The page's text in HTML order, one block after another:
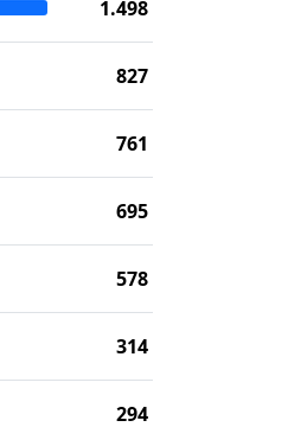
1.498
827
761
695
578
314
294